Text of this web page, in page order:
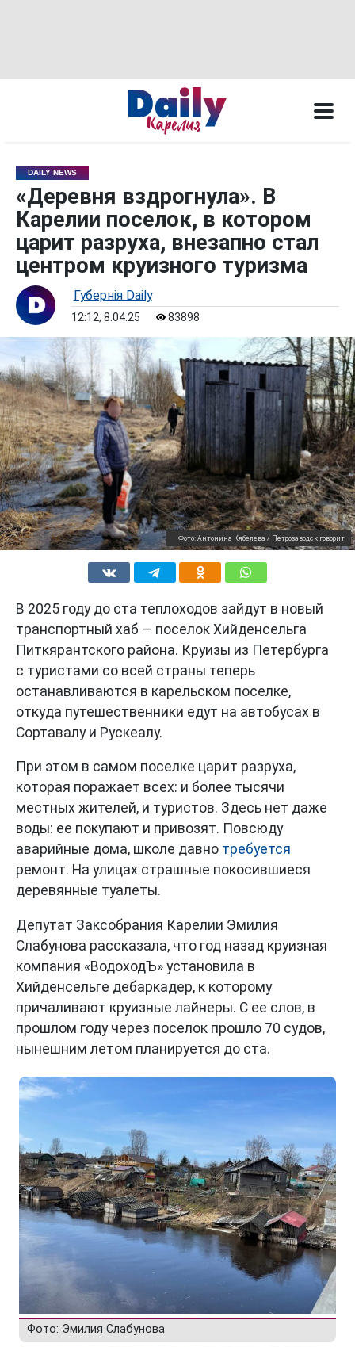
DAILY NEWS
«Деревня вздрогнула». В
Карелии поселок, в котором
царит разруха, внезапно стал
центром круизного туризма
Губернiя Daily
12:12, 8.04.25 83898
Фото: Антонина Кябелева / Петрозаводск говорит
В 2025 году до ста теплоходов зайдут в новый
транспортный хаб — поселок Хийденсельга
Питкярантского района. Круизы из Петербурга
с туристами со всей страны теперь
останавливаются в карельском поселке,
откуда путешественники едут на автобусах в
Сортавалу и Рускеалу.
При этом в самом поселке царит разруха,
которая поражает всех: и более тысячи
местных жителей, и туристов. Здесь нет даже
воды: ее покупают и привозят. Повсюду
аварийные дома, школе давно требуется
ремонт. На улицах страшные покосившиеся
деревянные туалеты.
Депутат Заксобрания Карелии Эмилия
Слабунова рассказала, что год назад круизная
компания «ВодоходЪ» установила в
Хийденсельге дебаркадер, к которому
причаливают круизные лайнеры. С ее слов, в
прошлом году через поселок прошло 70 судов,
нынешним летом планируется до ста.
Фото: Эмилия Слабунова